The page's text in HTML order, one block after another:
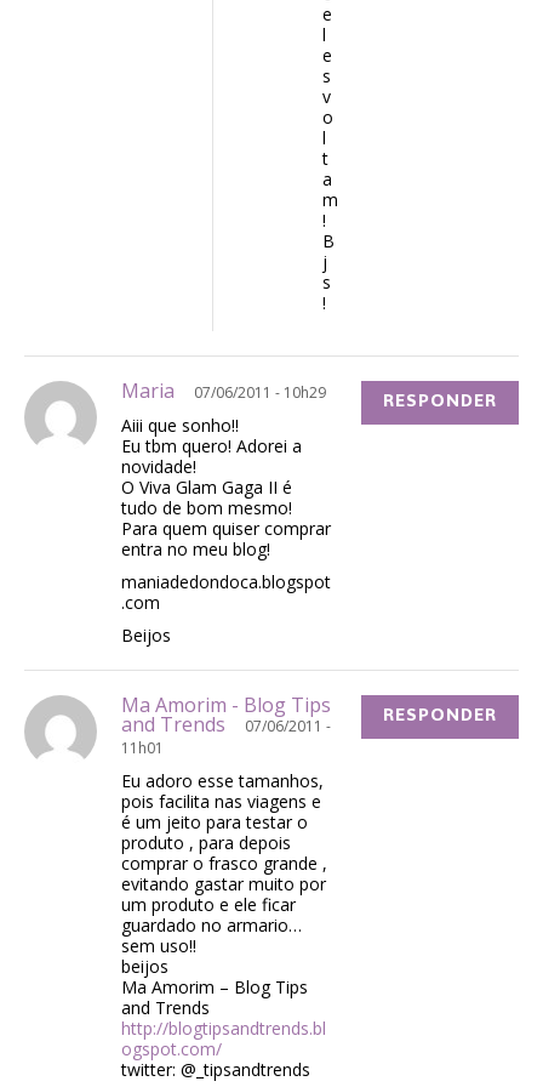
e
l
e
s
v
o
l
t
a
m
!
B
j
s
!
Maria 07/06/2011 - 10h29
Aiii que sonho!!
Eu tbm quero! Adorei a
novidade!
O Viva Glam Gaga II é
tudo de bom mesmo!
Para quem quiser comprar
entra no meu blog!
maniadedondoca.blogspot
.com
Beijos
RESPONDER
Ma Amorim - Blog Tips
and Trends
07/06/2011 -
11h01
Eu adoro esse tamanhos,
pois facilita nas viagens e
é um jeito para testar o
produto , para depois
comprar o frasco grande ,
evitando gastar muito por
um produto e ele ficar
guardado no armario…
sem uso!!
beijos
Ma Amorim – Blog Tips
and Trends
http://blogtipsandtrends.bl
ogspot.com/
twitter: @_tipsandtrends
RESPONDER